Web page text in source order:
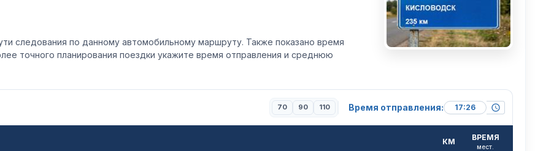
следования по данному автомобильному маршруту. Также показано время
точного планирования поездки укажите время отправления и среднюю
70 90 110 Время отправления:
КМ ВРЕМЯ
мест.